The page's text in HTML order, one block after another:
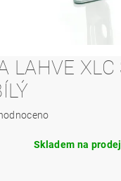
LAHVE XLC
Skladem na